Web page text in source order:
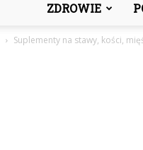
ZDROWIE
Suplementy na stawy, kości,